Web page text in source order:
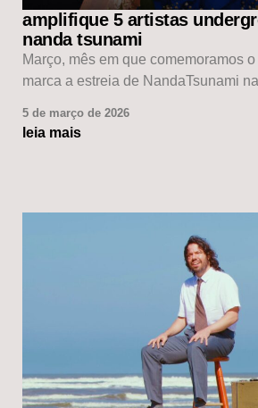
amplifique 5 artistas
nanda tsunami
Março, mês em que comemoramos
marca a estreia de NandaTsunami
5 de março de 2026
leia mais